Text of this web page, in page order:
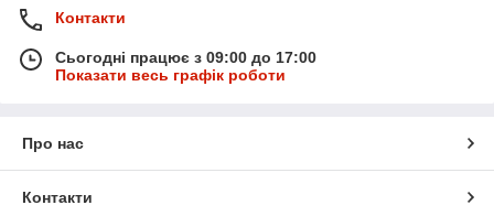
Контакти
Сьогодні працює з 09:00 до 17:00
Показати весь графік роботи
Про нас
Контакти